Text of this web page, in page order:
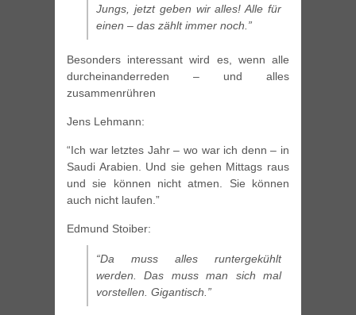
Jungs, jetzt geben wir alles! Alle für
einen – das zählt immer noch.”
Besonders interessant wird es, wenn alle
durcheinanderreden – und alles
zusammenrühren
Jens Lehmann:
“Ich war letztes Jahr – wo war ich denn – in
Saudi Arabien. Und sie gehen Mittags raus
und sie können nicht atmen. Sie können
auch nicht laufen.”
Edmund Stoiber:
“Da muss alles runtergekühlt
werden. Das muss man sich mal
vorstellen. Gigantisch.”